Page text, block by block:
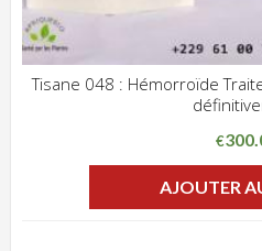
Tisane 048 : Hémorroïde
€
AJOUTER